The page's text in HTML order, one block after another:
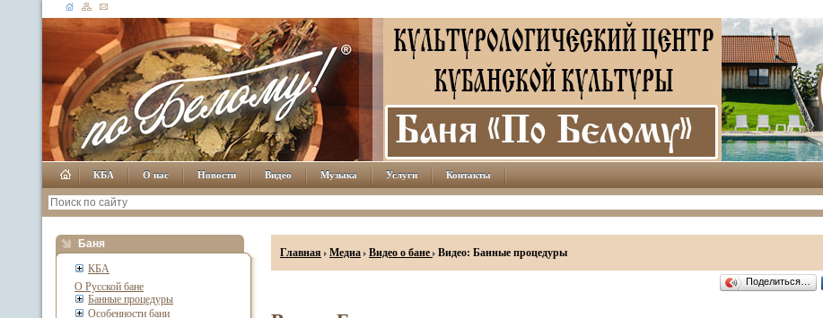
КБА О нас Новости Видео Музыка Услуги Контакты
Главная Медиа Видео о бане Видео: Банные процедуры
Поделиться…
Баня
КБА
О Русской бане
Банные процедуры
Особенности бани